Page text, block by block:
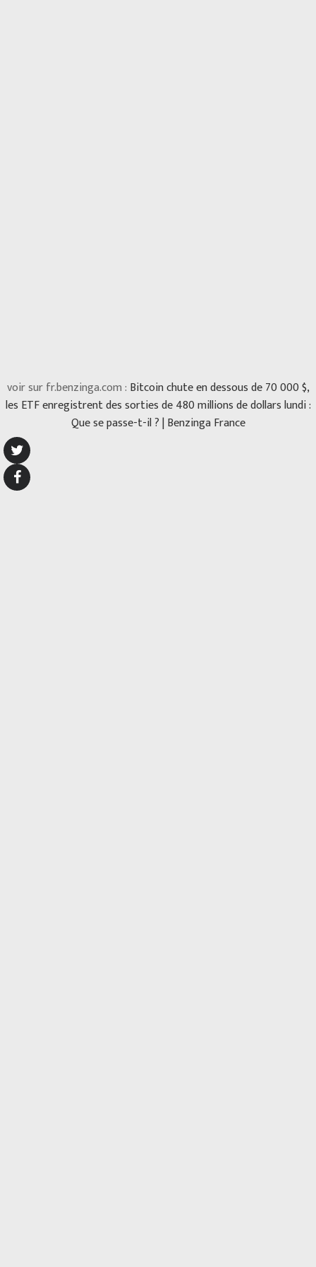
voir sur fr.benzinga.com : Bitcoin chute en dessous de 70 000 $,
les ETF enregistrent des sorties de 480 millions de dollars lundi :
Que se passe-t-il ? | Benzinga France